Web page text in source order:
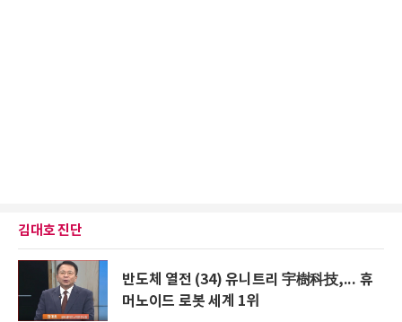
김대호 진단
반도체 열전 (34) 유니트리 宇樹科技,... 휴
머노이드 로봇 세계 1위